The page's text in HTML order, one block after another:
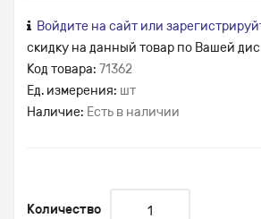
Войдите на сайт или
скидку на данный товар по Вашей
Код товара: 71362
Ед. измерения: шт
Наличие: Есть в наличии
Количество